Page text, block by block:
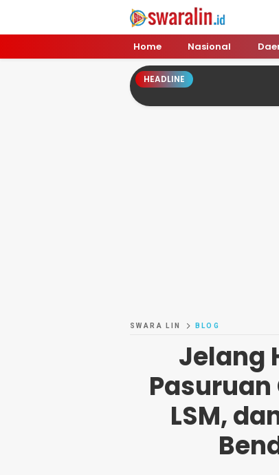
Swara Lin
Independent, Tajam &
Home Nasional
HEADLINE
SWARA LIN BLOG
Jelang
LSM,